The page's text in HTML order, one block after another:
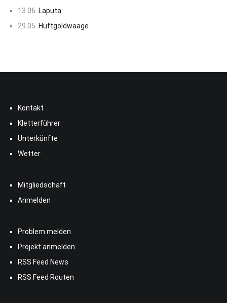
13.06. Laputa
29.05. Hüftgoldwaage
Kontakt
Kletterführer
Unterkünfte
Wetter
Mitgliedschaft
Anmelden
Problem melden
Projekt anmelden
RSS Feed News
RSS Feed Routen